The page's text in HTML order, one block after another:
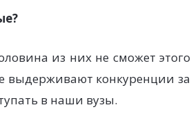
из них не сможет этого
выдерживают конкуренции за
в наши вузы.